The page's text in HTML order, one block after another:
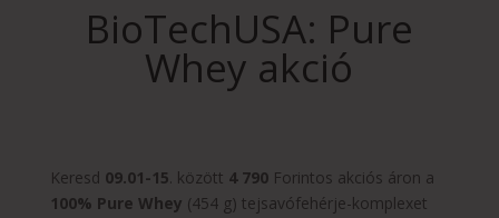
BioTechUSA: Pure
Whey akció
Keresd 09.01-15. között 4 790Forintos akciós áron a
100% Pure Whey (454 g) tejsavófehérje-komplexet